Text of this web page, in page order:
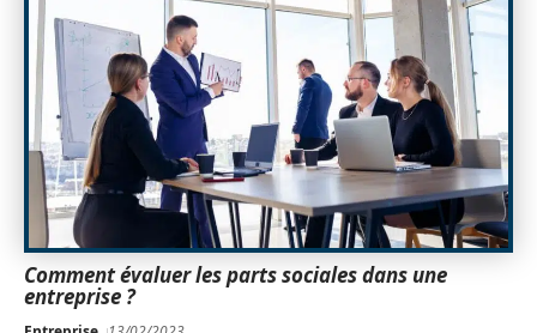
Comment évaluer les parts sociales dans une
entreprise ?